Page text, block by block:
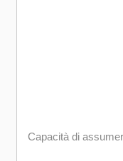
Capacità di